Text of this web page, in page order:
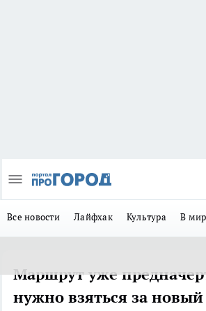
Все новости Лайфхак Культура В
Маршрут уже
нужно взяться за новый